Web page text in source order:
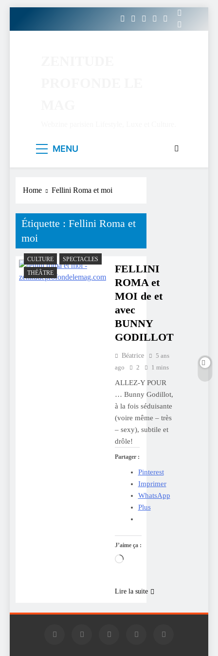
MENU
Home Fellini Roma et moi
Étiquette : Fellini Roma et
moi
CULTURE
SPECTACLES
THÉÂTRE
FELLINI
ROMA et
MOI de et
avec
BUNNY
GODILLOT
Béatrice
5 ans
ago
2 1 mins
ALLEZ-Y POUR
… Bunny Godillot,
à la fois séduisante
(voire même – très
– sexy), subtile et
drôle!
Partager :
Pinterest
Imprimer
WhatsApp
Plus
J’aime ça :
Chargement…
Lire la suite